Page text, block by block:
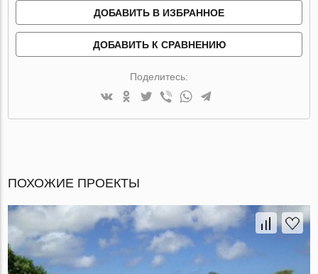
ДОБАВИТЬ В ИЗБРАННОЕ
ДОБАВИТЬ К СРАВНЕНИЮ
Поделитесь:
ПОХОЖИЕ ПРОЕКТЫ